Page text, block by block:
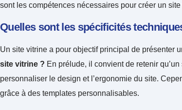
sont les compétences nécessaires pour créer un
Quelles sont les spécificités
Un site vitrine a pour objectif principal de présenter
site vitrine ? En prélude, il convient de retenir
personnaliser le design et l’ergonomie du site.
grâce à des templates personnalisables.